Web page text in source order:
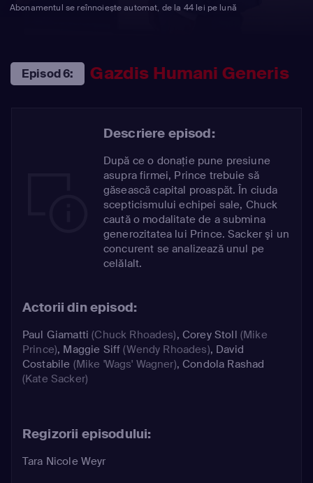
Abonamentul se reînnoiește automat, de la 44 lei pe lună
Episod 6: Gazdis Humani Generis
Descriere episod:
După ce o donaţie pune presiune
asupra firmei, Prince trebuie să
găsească capital proaspăt. În ciuda
scepticismului echipei sale, Chuck
caută o modalitate de a submina
generozitatea lui Prince. Sacker şi un
concurent se analizează unul pe
celălalt.
Actorii din episod:
Paul Giamatti (Chuck Rhoades), Corey Stoll (Mike
Prince), Maggie Siff (Wendy Rhoades), David
Costabile (Mike 'Wags' Wagner),Condola Rashad
(Kate Sacker)
Regizorii episodului:
Tara Nicole Weyr